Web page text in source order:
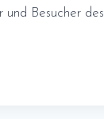
und Besucher des